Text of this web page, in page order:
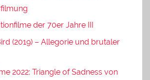
der 70er Jahre III
(2019) – Allegorie und brutaler
2022: Triangle of Sadness von